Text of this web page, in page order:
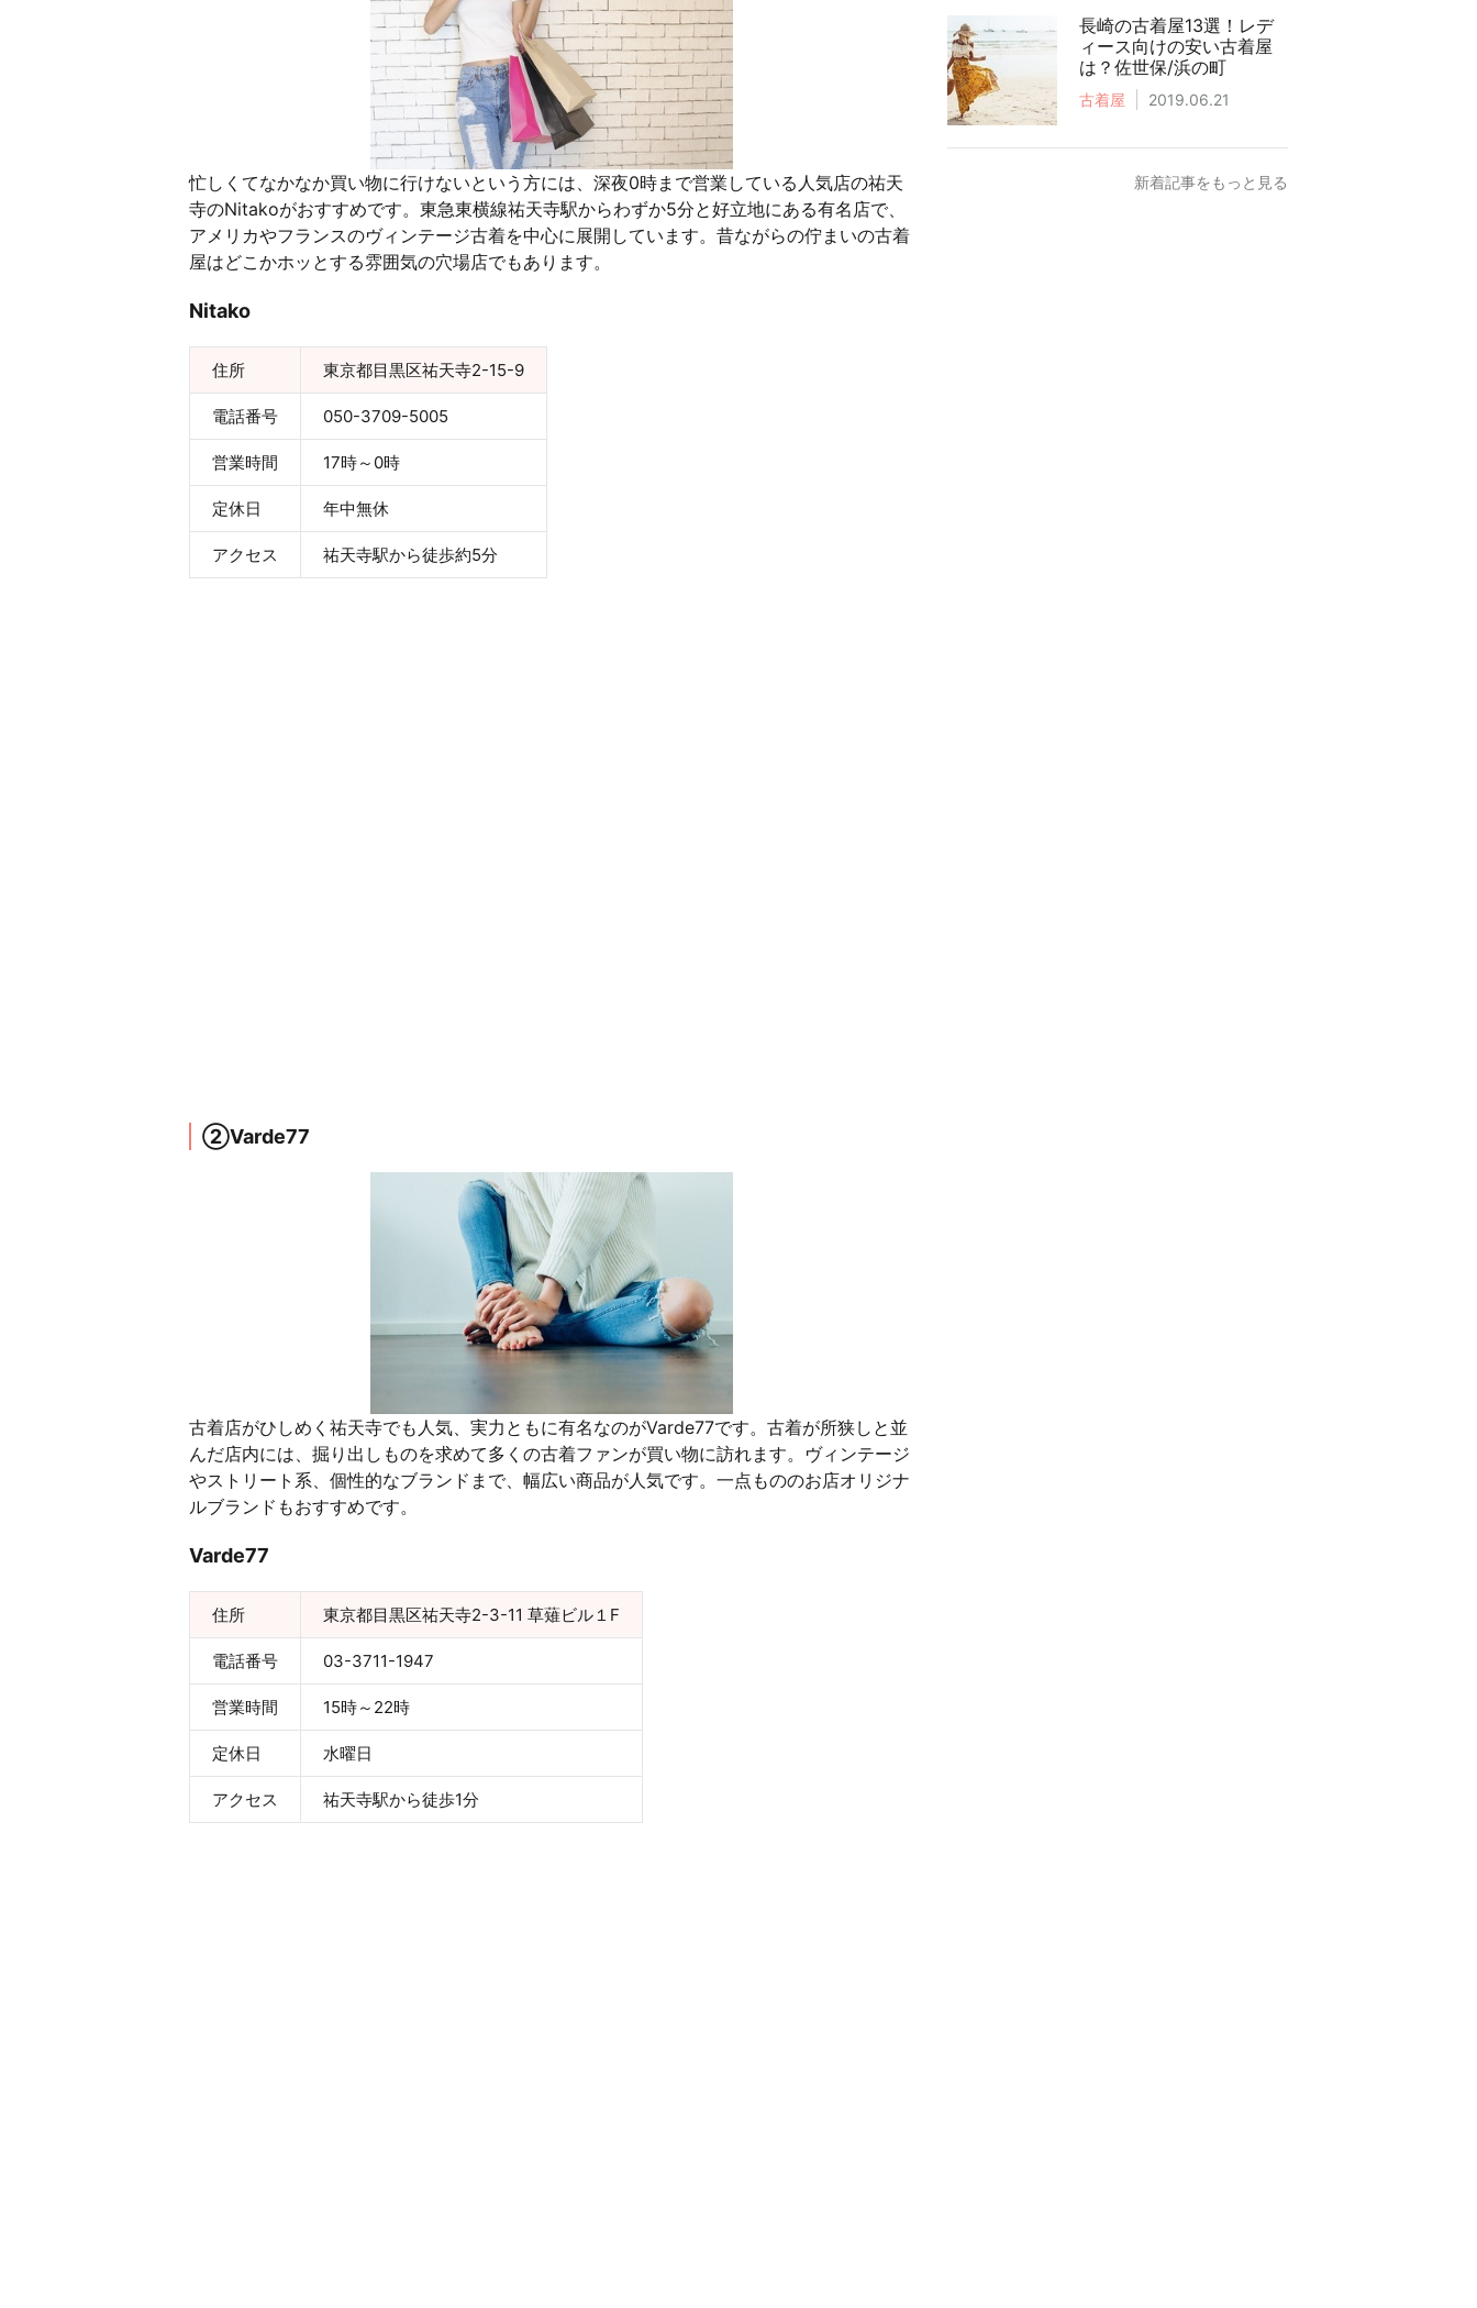
忙しくてなかなか買い物に行けないという方には、深夜0時まで営業している人気店の祐天
寺のNitakoがおすすめです。東急東横線祐天寺駅からわずか5分と好立地にある有名店で、
アメリカやフランスのヴィンテージ古着を中心に展開しています。昔ながらの佇まいの古着
屋はどこかホッとする雰囲気の穴場店でもあります。
Nitako
住所 東京都目黒区祐天寺2-15-9
電話番号 050-3709-5005
営業時間 17時～0時
定休日 年中無休
アクセス 祐天寺駅から徒歩約5分
②Varde77
古着店がひしめく祐天寺でも人気、実力ともに有名なのがVarde77です。古着が所狭しと並
んだ店内には、掘り出しものを求めて多くの古着ファンが買い物に訪れます。ヴィンテージ
やストリート系、個性的なブランドまで、幅広い商品が人気です。一点もののお店オリジナ
ルブランドもおすすめです。
Varde77
住所 東京都目黒区祐天寺2-3-11 草薙ビル１F
電話番号 03-3711-1947
営業時間 15時～22時
定休日 水曜日
アクセス 祐天寺駅から徒歩1分
長崎の古着屋13選！レデ
ィース向けの安い古着屋
は？佐世保/浜の町
古着屋 2019.06.21
新着記事をもっと見る